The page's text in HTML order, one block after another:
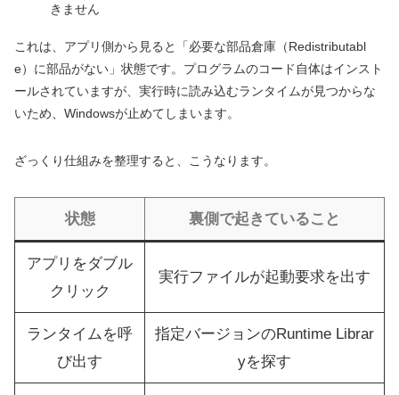
きません
これは、アプリ側から見ると「必要な部品倉庫（Redistributabl
e）に部品がない」状態です。プログラムのコード自体はインスト
ールされていますが、実行時に読み込むランタイムが見つからな
いため、Windowsが止めてしまいます。
ざっくり仕組みを整理すると、こうなります。
状態 裏側で起きていること
アプリをダブル
クリック
実行ファイルが起動要求を出す
ランタイムを呼
び出す
指定バージョンのRuntime Librar
yを探す